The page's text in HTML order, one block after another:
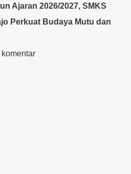
Ajaran 2026/2027, SMKS
Perkuat Budaya Mutu dan